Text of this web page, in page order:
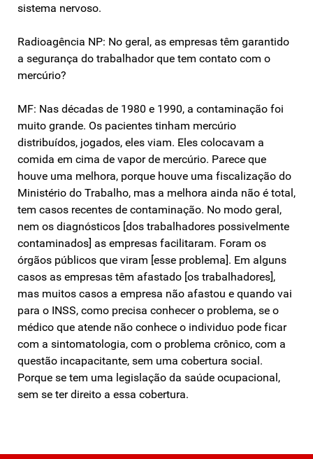
sistema nervoso.
Radioagência NP: No geral, as empresas têm garantido
a segurança do trabalhador que tem contato com o
mercúrio?
MF: Nas décadas de 1980 e 1990, a contaminação foi
muito grande. Os pacientes tinham mercúrio
distribuídos, jogados, eles viam. Eles colocavam a
comida em cima de vapor de mercúrio. Parece que
houve uma melhora, porque houve uma fiscalização do
Ministério do Trabalho, mas a melhora ainda não é total,
tem casos recentes de contaminação. No modo geral,
nem os diagnósticos [dos trabalhadores possivelmente
contaminados] as empresas facilitaram. Foram os
órgãos públicos que viram [esse problema]. Em alguns
casos as empresas têm afastado [os trabalhadores],
mas muitos casos a empresa não afastou e quando vai
para o INSS, como precisa conhecer o problema, se o
médico que atende não conhece o individuo pode ficar
com a sintomatologia, com o problema crônico, com a
questão incapacitante, sem uma cobertura social.
Porque se tem uma legislação da saúde ocupacional,
sem se ter direito a essa cobertura.